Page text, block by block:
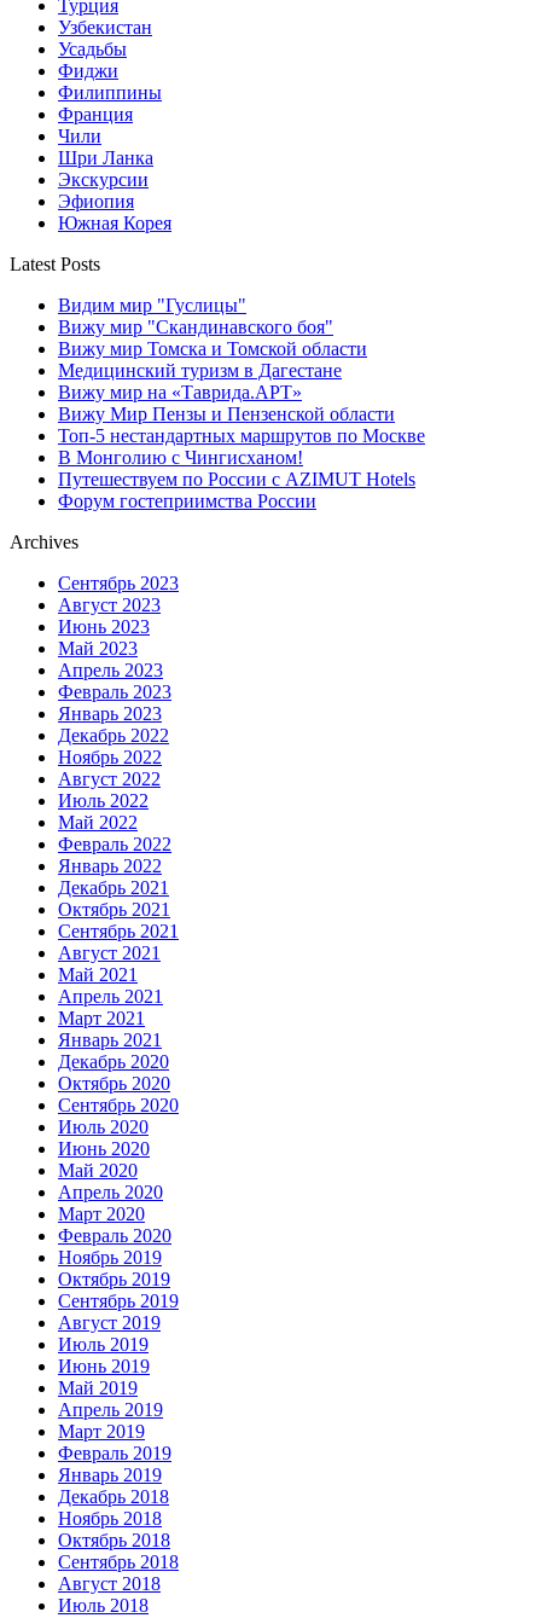
Турция
Узбекистан
Усадьбы
Фиджи
Филиппины
Франция
Чили
Шри Ланка
Экскурсии
Эфиопия
Южная Корея
Latest Posts
Видим мир "Гуслицы"
Вижу мир "Скандинавского боя"
Вижу мир Томска и Томской области
Медицинский туризм в Дагестане
Вижу мир на «Таврида.АРТ»
Вижу Мир Пензы и Пензенской области
Топ-5 нестандартных маршрутов по Москве
В Монголию с Чингисханом!
Путешествуем по России с AZIMUT Hotels
Форум гостеприимства России
Archives
Сентябрь 2023
Август 2023
Июнь 2023
Май 2023
Апрель 2023
Февраль 2023
Январь 2023
Декабрь 2022
Ноябрь 2022
Август 2022
Июль 2022
Май 2022
Февраль 2022
Январь 2022
Декабрь 2021
Октябрь 2021
Сентябрь 2021
Август 2021
Май 2021
Апрель 2021
Март 2021
Январь 2021
Декабрь 2020
Октябрь 2020
Сентябрь 2020
Июль 2020
Июнь 2020
Май 2020
Апрель 2020
Март 2020
Февраль 2020
Ноябрь 2019
Октябрь 2019
Сентябрь 2019
Август 2019
Июль 2019
Июнь 2019
Май 2019
Апрель 2019
Март 2019
Февраль 2019
Январь 2019
Декабрь 2018
Ноябрь 2018
Октябрь 2018
Сентябрь 2018
Август 2018
Июль 2018